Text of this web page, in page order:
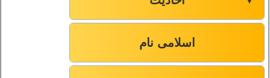
اسلامی نام